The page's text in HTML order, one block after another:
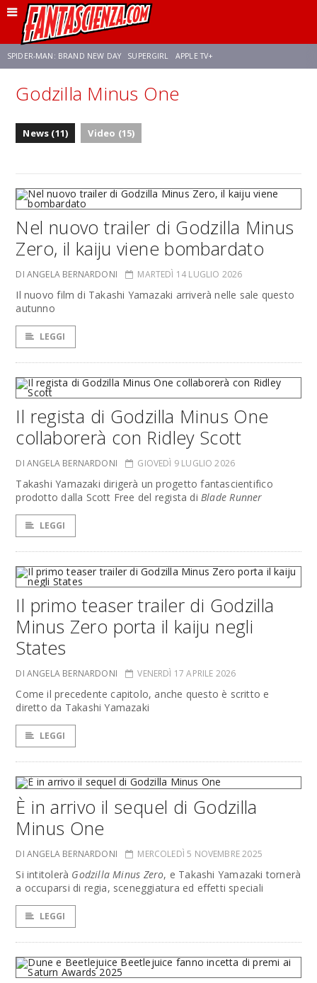
SPIDER-MAN: BRAND NEW DAY SUPERGIRL APPLE TV+
FRANCO RICCIARDIELLO ZENDAYA STAR TREK
Godzilla Minus One
News (11) Video (15)
Nel nuovo trailer di Godzilla Minus
Zero, il kaiju viene bombardato
DI ANGELA BERNARDONI MARTEDÌ 14 LUGLIO 2026
Il nuovo film di Takashi Yamazaki arriverà nelle sale questo
autunno
LEGGI
Il regista di Godzilla Minus One
collaborerà con Ridley Scott
DI ANGELA BERNARDONI GIOVEDÌ 9 LUGLIO 2026
Takashi Yamazaki dirigerà un progetto fantascientifico
prodotto dalla Scott Free del regista diBlade Runner
LEGGI
Il primo teaser trailer di Godzilla
Minus Zero porta il kaiju negli
States
DI ANGELA BERNARDONI VENERDÌ 17 APRILE 2026
Come il precedente capitolo, anche questo è scritto e
diretto da Takashi Yamazaki
LEGGI
È in arrivo il sequel di Godzilla
Minus One
DI ANGELA BERNARDONI MERCOLEDÌ 5 NOVEMBRE 2025
Si intitolerà Godzilla Minus Zero, e Takashi Yamazaki tornerà
a occuparsi di regia, sceneggiatura ed effetti speciali
LEGGI